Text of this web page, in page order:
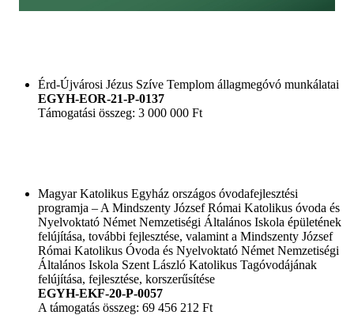
Érd-Újvárosi Jézus Szíve Templom állagmegóvó munkálatai
EGYH-EOR-21-P-0137
Támogatási összeg: 3 000 000 Ft
Magyar Katolikus Egyház országos óvodafejlesztési
programja – A Mindszenty József Római Katolikus óvoda és
Nyelvoktató Német Nemzetiségi Általános Iskola épületének
felújítása, további fejlesztése, valamint a Mindszenty József
Római Katolikus Óvoda és Nyelvoktató Német Nemzetiségi
Általános Iskola Szent László Katolikus Tagóvodájának
felújítása, fejlesztése, korszerűsítése
EGYH-EKF-20-P-0057
A támogatás összeg: 69 456 212 Ft